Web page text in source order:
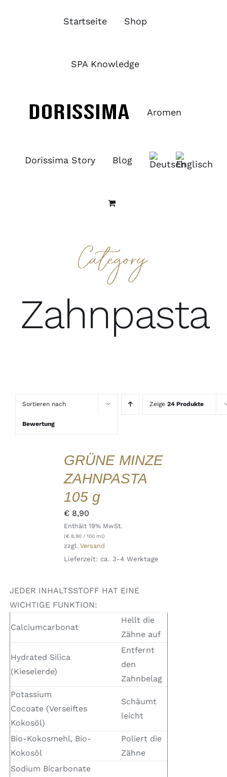
Startseite Shop
SPA Knowledge
Aromen
Dorissima Story Blog
Category
Zahnpasta
Sortieren nach
Bewertung
Zeige 24 Produkte
GRÜNE MINZE
ZAHNPASTA
105 g
€8,90
Enthält 19% MwSt.
(€8,90/ 100 ml)
zzgl. Versand
Lieferzeit: ca. 3-4 Werktage
JEDER INHALTSSTOFF HAT EINE
WICHTIGE FUNKTION:
Calciumcarbonat
Hellt die
Zähne auf
Hydrated Silica
(Kieselerde)
Entfernt
den
Zahnbelag
Potassium
Cocoate (Verseiftes
Kokosöl)
Schäumt
leicht
Bio-Kokosmehl, Bio-
Kokosöl
Poliert die
Zähne
Sodium Bicarbonate